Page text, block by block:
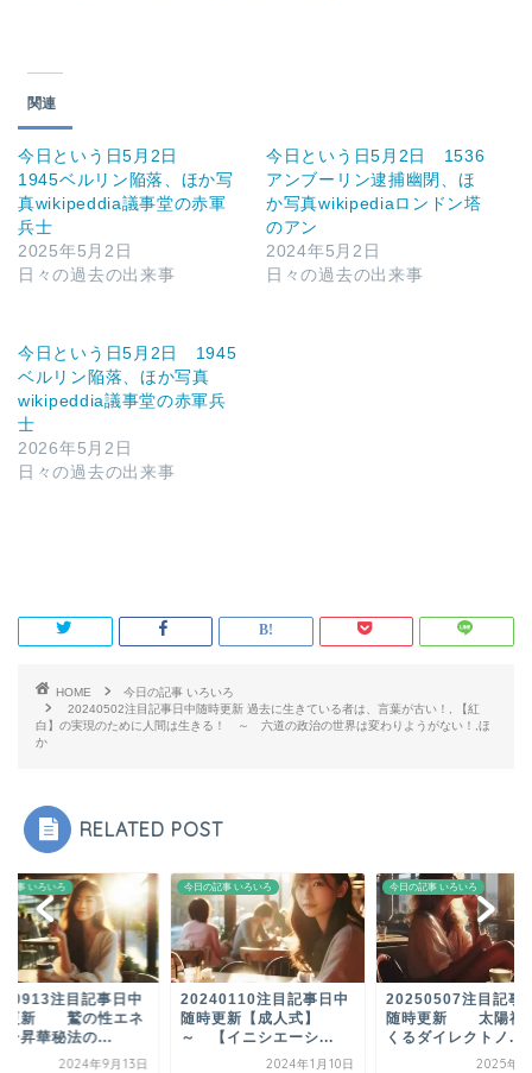
関連
今日という日5月2日
1945ベルリン陥落、ほか写
真wikipeddia議事堂の赤軍
兵士
2025年5月2日
日々の過去の出来事
今日という日5月2日 1536
アンブーリン逮捕幽閉、ほ
か写真wikipediaロンドン塔
のアン
2024年5月2日
日々の過去の出来事
今日という日5月2日 1945
ベルリン陥落、ほか写真
wikipeddia議事堂の赤軍兵
士
2026年5月2日
日々の過去の出来事
HOME
今日の記事 いろいろ
20240502注目記事日中随時更新 過去に生きている者は、言葉が古い！, 【紅
白】の実現のために人間は生きる！ ～ 六道の政治の世界は変わりようがない！,ほ
か
RELATED POST
記事 いろいろ
注目記事日中
更新 鷲の性エネ
ー昇華秘法の...
2024年9月13日
今日の記事 いろいろ
20240110注目記事日中
随時更新【成人式】
～ 【イニシエーシ...
2024年1月10日
今日の記事 いろいろ
20250507注目記事
随時更新 太陽神
くるダイレクトノ...
2025年5